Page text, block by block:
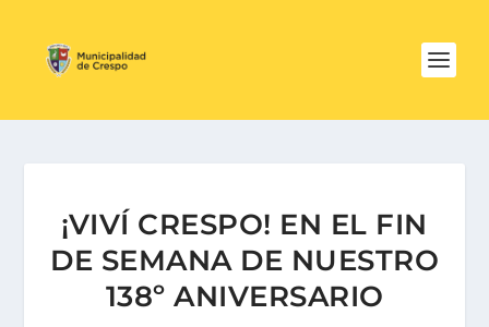
¡VIVÍ CRESPO! EN EL FIN
DE SEMANA DE NUESTRO
138º ANIVERSARIO